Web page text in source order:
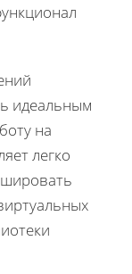
идеальным
на
легко